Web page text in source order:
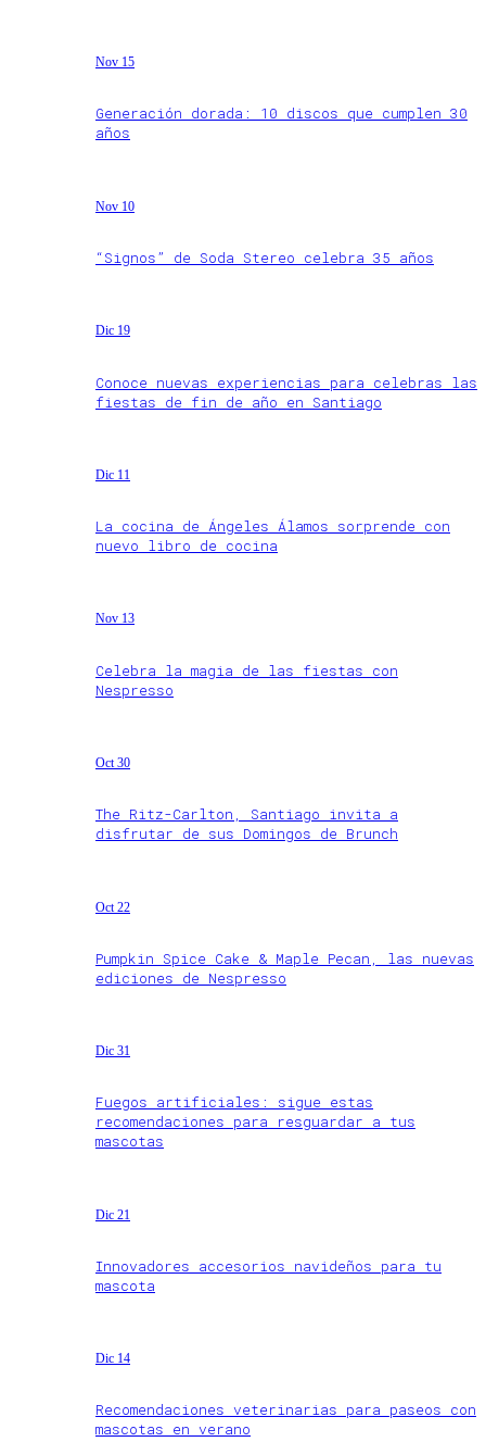
Nov 15
Generación dorada: 10 discos que cumplen 30
años
Nov 10
“Signos” de Soda Stereo celebra 35 años
Dic 19
Conoce nuevas experiencias para celebras las
fiestas de fin de año en Santiago
Dic 11
La cocina de Ángeles Álamos sorprende con
nuevo libro de cocina
Nov 13
Celebra la magia de las fiestas con
Nespresso
Oct 30
The Ritz-Carlton, Santiago invita a
disfrutar de sus Domingos de Brunch
Oct 22
Pumpkin Spice Cake & Maple Pecan, las nuevas
ediciones de Nespresso
Dic 31
Fuegos artificiales: sigue estas
recomendaciones para resguardar a tus
mascotas
Dic 21
Innovadores accesorios navideños para tu
mascota
Dic 14
Recomendaciones veterinarias para paseos con
mascotas en verano